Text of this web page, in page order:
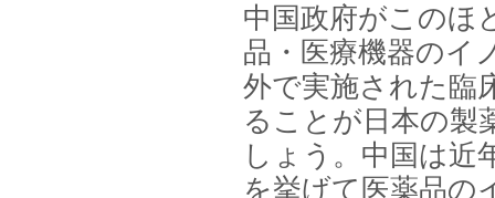
中国政府がこのほ
品・医療機器のイ
外で実施された臨
ることが日本の製
しょう。中国は近
を挙げて医薬品の